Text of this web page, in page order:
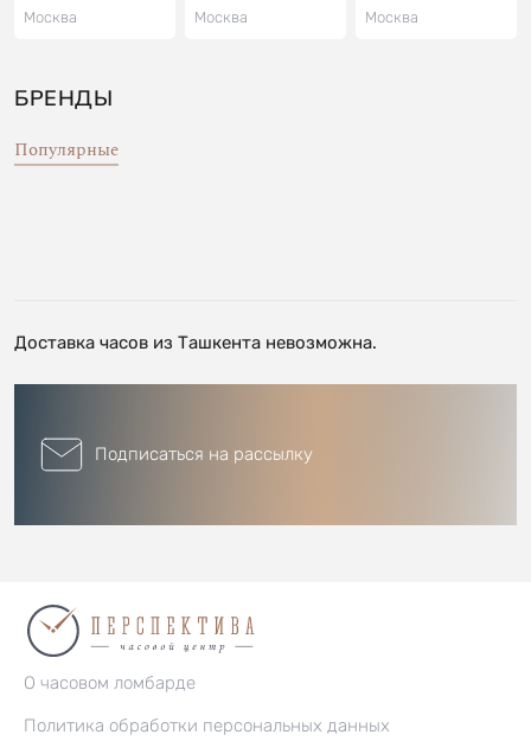
Москва Москва Москва
БРЕНДЫ
Популярные
Доставка часов из Ташкента невозможна.
Подписаться на рассылку
О часовом ломбарде
Политика обработки персональных данных